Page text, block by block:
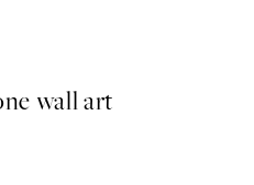
wall art